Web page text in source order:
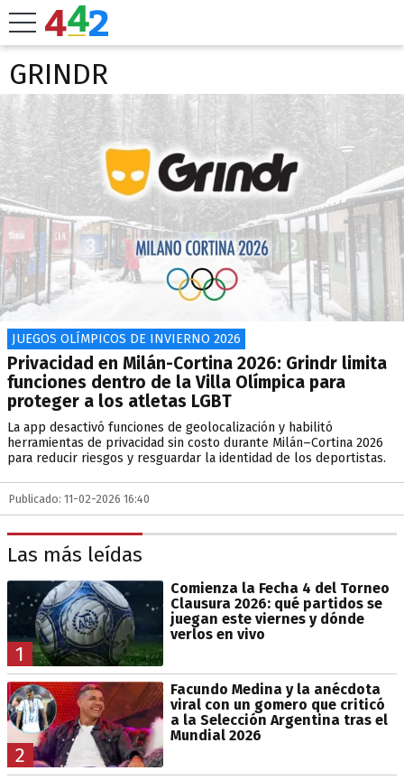
GRINDR
JUEGOS OLÍMPICOS DE INVIERNO 2026
Privacidad en Milán-Cortina 2026: Grindr limita
funciones dentro de la Villa Olímpica para
proteger a los atletas LGBT
La app desactivó funciones de geolocalización y habilitó
herramientas de privacidad sin costo durante Milán–Cortina 2026
para reducir riesgos y resguardar la identidad de los deportistas.
Publicado: 11-02-2026 16:40
Las más leídas
1
Comienza la Fecha 4 del Torneo
Clausura 2026: qué partidos se
juegan este viernes y dónde
verlos en vivo
2
Facundo Medina y la anécdota
viral con un gomero que criticó
a la Selección Argentina tras el
Mundial 2026